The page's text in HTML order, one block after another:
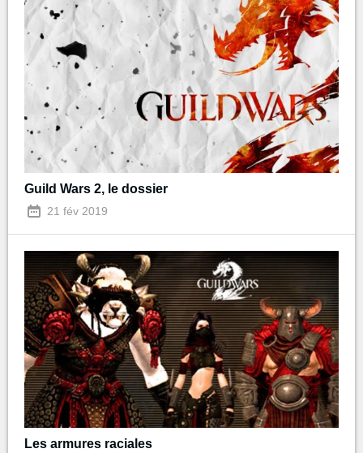
Guild Wars 2, le dossier
21 fév 2019
Les armures raciales